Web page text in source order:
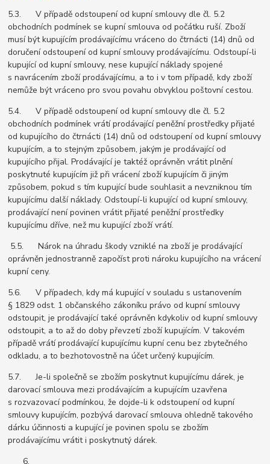
5.3. V případě odstoupení od kupní smlouvy dle čl. 5.2
obchodních podmínek se kupní smlouva od počátku ruší. Zboží
musí být kupujícím prodávajícímu vráceno do čtrnácti (14) dnů od
doručení odstoupení od kupní smlouvy prodávajícímu. Odstoupí-li
kupující od kupní smlouvy, nese kupující náklady spojené
s navrácením zboží prodávajícímu, a to i v tom případě, kdy zboží
nemůže být vráceno pro svou povahu obvyklou poštovní cestou.
5.4. V případě odstoupení od kupní smlouvy dle čl. 5.2
obchodních podmínek vrátí prodávající peněžní prostředky přijaté
od kupujícího do čtrnácti (14) dnů od odstoupení od kupní smlouvy
kupujícím, a to stejným způsobem, jakým je prodávající od
kupujícího přijal. Prodávající je taktéž oprávněn vrátit plnění
poskytnuté kupujícím již při vrácení zboží kupujícím či jiným
způsobem, pokud s tím kupující bude souhlasit a nevzniknou tím
kupujícímu další náklady. Odstoupí-li kupující od kupní smlouvy,
prodávající není povinen vrátit přijaté peněžní prostředky
kupujícímu dříve, než mu kupující zboží vrátí.
5.5. Nárok na úhradu škody vzniklé na zboží je prodávající
oprávněn jednostranně započíst proti nároku kupujícího na vrácení
kupní ceny.
5.6. V případech, kdy má kupující v souladu s ustanovením
§ 1829 odst. 1 občanského zákoníku právo od kupní smlouvy
odstoupit, je prodávající také oprávněn kdykoliv od kupní smlouvy
odstoupit, a to až do doby převzetí zboží kupujícím. V takovém
případě vrátí prodávající kupujícímu kupní cenu bez zbytečného
odkladu, a to bezhotovostně na účet určený kupujícím.
5.7. Je-li společně se zbožím poskytnut kupujícímu dárek, je
darovací smlouva mezi prodávajícím a kupujícím uzavřena
s rozvazovací podmínkou, že dojde-li k odstoupení od kupní
smlouvy kupujícím, pozbývá darovací smlouva ohledně takového
dárku účinnosti a kupující je povinen spolu se zbožím
prodávajícímu vrátit i poskytnutý dárek.